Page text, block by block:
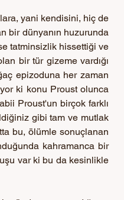
yani kendisini, hiç de
bir dünyanın huzurunda
tatminsizlik hissettiği ve
bir tür gizeme vardığı
epizoduna her zaman
ki konu Proust olunca
Proust'un birçok farklı
gibi tam ve mutlak
bu, ölümle sonuçlanan
kahramanca bir
var ki bu da kesinlikle